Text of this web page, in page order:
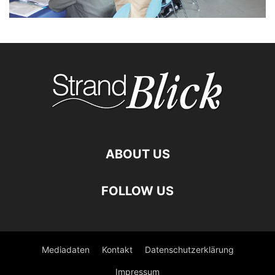
ABOUT US
FOLLOW US
Mediadaten Kontakt Datenschutzerklärung
Impressum